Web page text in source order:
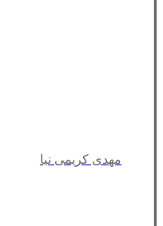
مهدی کریمی نیا